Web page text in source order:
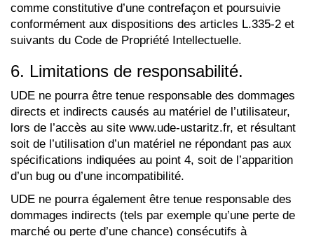
comme constitutive d’une contrefaçon et poursuivie
conformément aux dispositions des articles L.335-2 et
suivants du Code de Propriété Intellectuelle.
6. Limitations de responsabilité.
UDE ne pourra être tenue responsable des dommages
directs et indirects causés au matériel de l’utilisateur,
lors de l’accès au site www.ude-ustaritz.fr, et résultant
soit de l’utilisation d’un matériel ne répondant pas aux
spécifications indiquées au point 4, soit de l’apparition
d’un bug ou d’une incompatibilité.
UDE ne pourra également être tenue responsable des
dommages indirects (tels par exemple qu’une perte de
marché ou perte d’une chance) consécutifs à